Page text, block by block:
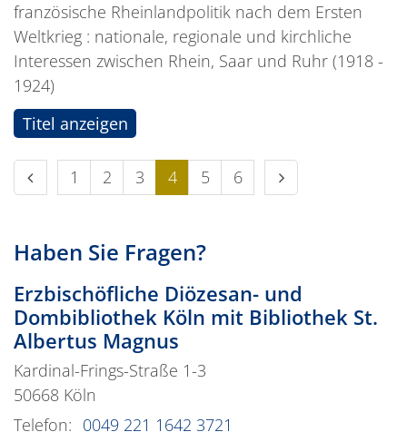
französische Rheinlandpolitik nach dem Ersten
Weltkrieg : nationale, regionale und kirchliche
Interessen zwischen Rhein, Saar und Ruhr (1918 -
1924)
Titel anzeigen
Vorherige Seite
Erste Seite
1 2 3 4 5 6 Nächste Seite
Haben Sie Fragen?
Erzbischöfliche Diözesan- und
Dombibliothek Köln mit Bibliothek St.
Albertus Magnus
Kardinal-Frings-Straße 1-3
50668 Köln
Telefon: 0049 221 1642 3721